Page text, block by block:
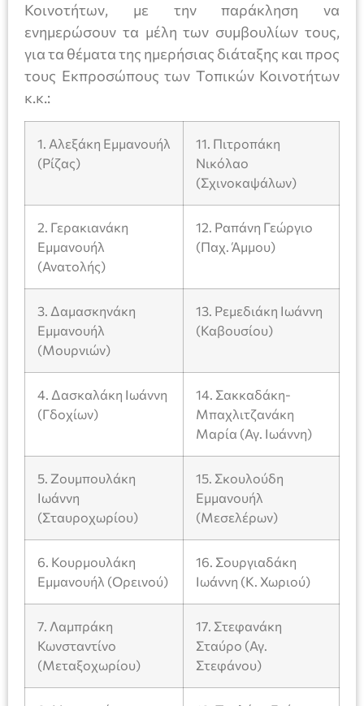
Κοινοτήτων, με την παράκληση να
ενημερώσουν τα μέλη των συμβουλίων τους,
για τα θέματα της ημερήσιας διάταξης και προς
τους Εκπροσώπους των Τοπικών Κοινοτήτων
κ.κ.:
1. Αλεξάκη Εμμανουήλ
(Ρίζας)
11. Πιτροπάκη
Νικόλαο
(Σχινοκαψάλων)
2. Γερακιανάκη
Εμμανουήλ
(Ανατολής)
12. Ραπάνη Γεώργιο
(Παχ. Άμμου)
3. Δαμασκηνάκη
Εμμανουήλ
(Μουρνιών)
13. Ρεμεδιάκη Ιωάννη
(Καβουσίου)
4. Δασκαλάκη Ιωάννη
(Γδοχίων)
14. Σακκαδάκη-
Μπαχλιτζανάκη
Μαρία (Αγ. Ιωάννη)
5. Ζουμπουλάκη
Ιωάννη
(Σταυροχωρίου)
15. Σκουλούδη
Εμμανουήλ
(Μεσελέρων)
6. Κουρμουλάκη
Εμμανουήλ (Ορεινού)
16. Σουργιαδάκη
Ιωάννη (Κ. Χωριού)
7. Λαμπράκη
Κωνσταντίνο
(Μεταξοχωρίου)
17. Στεφανάκη
Σταύρο (Αγ.
Στεφάνου)